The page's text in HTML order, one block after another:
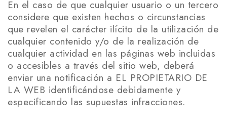
En el caso de que cualquier usuario o un tercero
considere que existen hechos o circunstancias
que revelen el carácter ilícito de la utilización de
cualquier contenido y/o de la realización de
cualquier actividad en las páginas web incluidas
o accesibles a través del sitio web, deberá
enviar una notificación a EL PROPIETARIO DE
LA WEB identificándose debidamente y
especificando las supuestas infracciones.